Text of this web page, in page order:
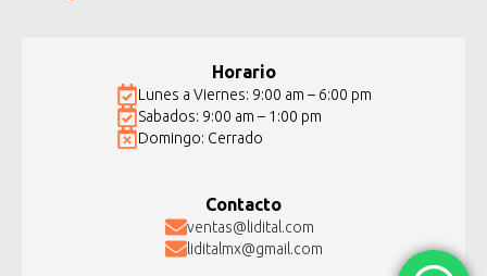
Horario
Lunes a Viernes: 9:00 am – 6:00 pm
Sabados: 9:00 am – 1:00 pm
Domingo: Cerrado
Contacto
ventas@lidital.com
liditalmx@gmail.com